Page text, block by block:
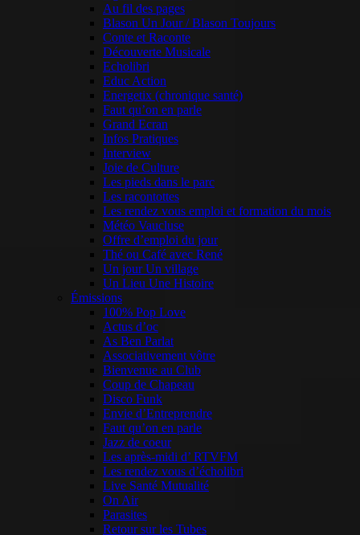
Au fil des pages
Blason Un Jour / Blason Toujours
Conte et Raconte
Découverte Musicale
Echolibri
Educ Action
Energetix (chronique santé)
Faut qu’on en parle
Grand Ecran
Infos Pratiques
Interview
Joie de Culture
Les pieds dans le parc
Les racontottes
Les rendez vous emploi et formation du mois
Météo Vaucluse
Offre d’emploi du jour
Thé ou Café avec René
Un jour Un village
Un Lieu Une Histoire
Émissions
100% Pop Love
Actus d’oc
As Ben Parlat
Associativement vôtre
Bienvenue au Club
Coup de Chapeau
Disco Funk
Envie d’Entreprendre
Faut qu’on en parle
Jazz de coeur
Les après-midi d’ RTVFM
Les rendez vous d’écholibri
Live Santé Mutualité
On Air
Parasites
Retour sur les Tubes